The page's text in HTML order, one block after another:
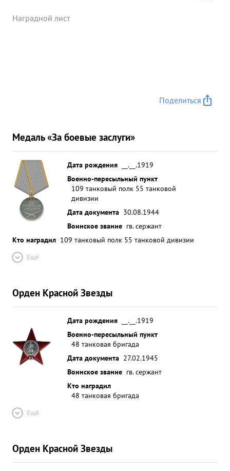
Наградной лист
Поделиться
Медаль «За боевые заслуги»
Дата рождения
__.__.1919
Военно-пересыльный пункт
109 танковый полк 55 танковой
дивизии
Дата документа 30.08.1944
Воинское звание гв. сержант
Кто наградил 109 танковый полк 55 танковой дивизии
Ещё
Орден Красной Звезды
Дата рождения
__.__.1919
Военно-пересыльный пункт
48 танковая бригада
Дата документа 27.02.1945
Воинское звание гв. сержант
Кто наградил
48 танковая бригада
Ещё
Орден Красной Звезды